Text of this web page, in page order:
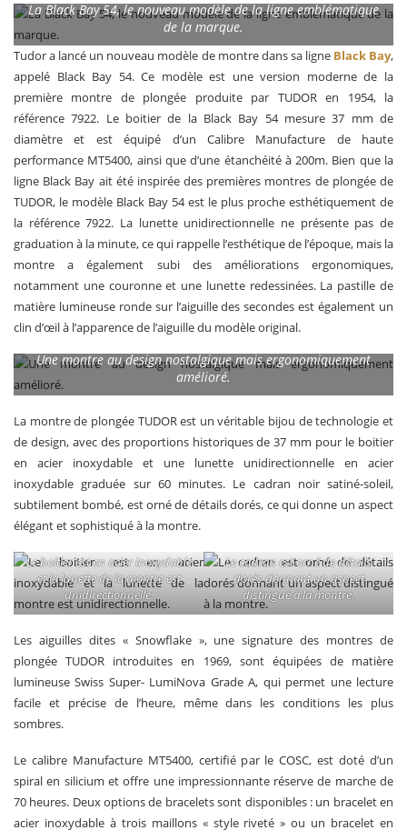
La Black Bay 54, le nouveau modèle de la ligne emblématique
de la marque.
Tudor a lancé un nouveau modèle de montre dans sa ligne Black Bay,
appelé Black Bay 54. Ce modèle est une version moderne de la
première montre de plongée produite par TUDOR en 1954, la
référence 7922. Le boitier de la Black Bay 54 mesure 37 mm de
diamètre et est équipé d’un Calibre Manufacture de haute
performance MT5400, ainsi que d’une étanchéité à 200m. Bien que la
ligne Black Bay ait été inspirée des premières montres de plongée de
TUDOR, le modèle Black Bay 54 est le plus proche esthétiquement de
la référence 7922. La lunette unidirectionnelle ne présente pas de
graduation à la minute, ce qui rappelle l’esthétique de l’époque, mais la
montre a également subi des améliorations ergonomiques,
notamment une couronne et une lunette redessinées. La pastille de
matière lumineuse ronde sur l’aiguille des secondes est également un
clin d’œil à l’apparence de l’aiguille du modèle original.
Une montre au design nostalgique mais ergonomiquement
amélioré.
La montre de plongée TUDOR est un véritable bijou de technologie et
de design, avec des proportions historiques de 37 mm pour le boitier
en acier inoxydable et une lunette unidirectionnelle en acier
inoxydable graduée sur 60 minutes. Le cadran noir satiné-soleil,
subtilement bombé, est orné de détails dorés, ce qui donne un aspect
élégant et sophistiqué à la montre.
Le boitier est en acier inoxydable
et la lunette de la montre est
unidirectionnelle.
Le cadran est orné de détails
dorés donnant un aspect
distingué à la montre.
Les aiguilles dites « Snowflake », une signature des montres de
plongée TUDOR introduites en 1969, sont équipées de matière
lumineuse Swiss Super- LumiNova Grade A, qui permet une lecture
facile et précise de l’heure, même dans les conditions les plus
sombres.
Le calibre Manufacture MT5400, certifié par le COSC, est doté d’un
spiral en silicium et offre une impressionnante réserve de marche de
70 heures. Deux options de bracelets sont disponibles : un bracelet en
acier inoxydable à trois maillons « style riveté » ou un bracelet en